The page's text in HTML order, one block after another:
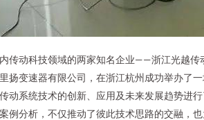
传动科技领域的两家知名企业——浙江光越传
扬变速器有限公司，在浙江杭州成功举办了
动系统技术的创新、应用及未来发展趋势进
例分析，不仅推动了彼此技术思路的交融，